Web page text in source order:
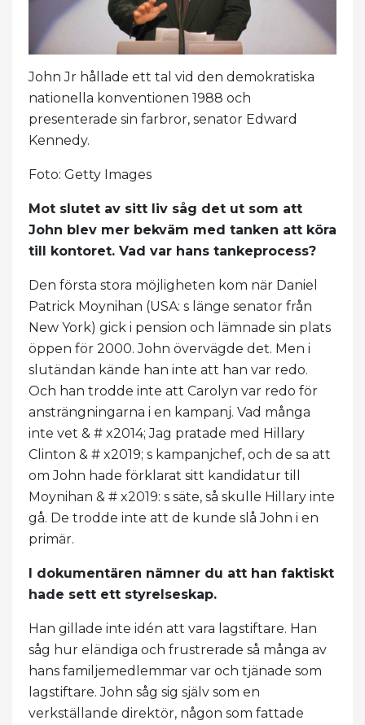
John Jr hållade ett tal vid den demokratiska
nationella konventionen 1988 och
presenterade sin farbror, senator Edward
Kennedy.
Foto: Getty Images
Mot slutet av sitt liv såg det ut som att
John blev mer bekväm med tanken att köra
till kontoret. Vad var hans tankeprocess?
Den första stora möjligheten kom när Daniel
Patrick Moynihan (USA: s länge senator från
New York) gick i pension och lämnade sin plats
öppen för 2000. John övervägde det. Men i
slutändan kände han inte att han var redo.
Och han trodde inte att Carolyn var redo för
ansträngningarna i en kampanj. Vad många
inte vet & # x2014; Jag pratade med Hillary
Clinton & # x2019; s kampanjchef, och de sa att
om John hade förklarat sitt kandidatur till
Moynihan & # x2019: s säte, så skulle Hillary inte
gå. De trodde inte att de kunde slå John i en
primär.
I dokumentären nämner du att han faktiskt
hade sett ett styrelseskap.
Han gillade inte idén att vara lagstiftare. Han
såg hur eländiga och frustrerade så många av
hans familjemedlemmar var och tjänade som
lagstiftare. John såg sig själv som en
verkställande direktör, någon som fattade